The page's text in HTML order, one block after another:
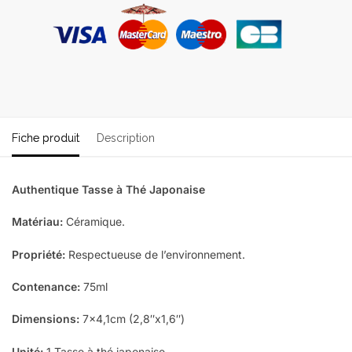
Fiche produit Description
Authentique Tasse à Thé Japonaise
Matériau: Céramique.
Propriété: Respectueuse de l’environnement.
Contenance: 75ml
Dimensions: 7×4,1cm (2,8″x1,6″)